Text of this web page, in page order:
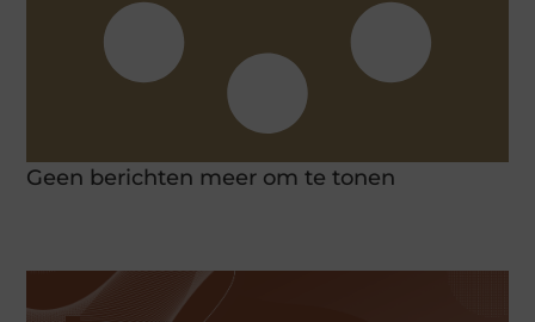
Geen berichten meer om te tonen